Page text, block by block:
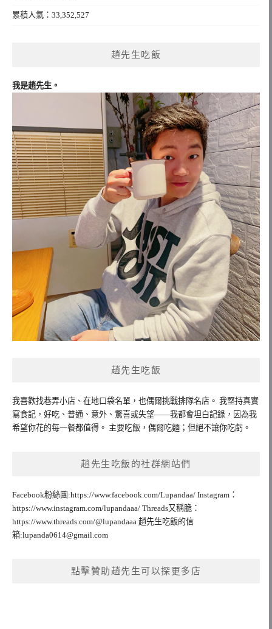
累積人氣：33,352,527
趙先生吃飯
我是趙先生。
趙先生吃飯
我喜歡找巷弄小店、在地口袋名單，也偶爾挑戰排隊名店。 我堅持真實
寫食記，好吃、普通、意外、驚喜或失望——我都會坦白記錄，因為我
希望你花的每一餐都值得。 主要吃飯，偶爾吃麵；但絕不讓你吃虧。
趙先生吃飯的社群網站們
Facebook粉絲團:https://www.facebook.com/Lupandaa/ Instagram：
https://www.instagram.com/lupandaaa/ Threads又稱脆：
https://www.threads.com/@lupandaaa 趙先生吃飯的信
箱:lupanda0614@gmail.com
點擊贊助趙先生可以探更多店